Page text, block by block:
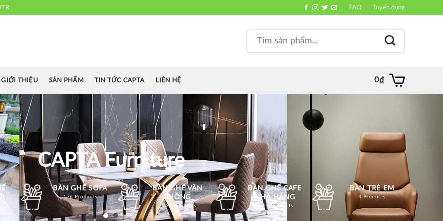
FAQ Tuyển dụng
for:
GIỚI THIỆU SẢN PHẨM TIN TỨC CAPTA LIÊN HỆ 0₫
CAPTA Furniture
BÀN GHẾ SOFA
176 Products
BÀN GHẾ VĂN
PHÒNG
1123 Products
BÀN GHẾ CAFE
NHÀ HÀNG
1214 Products
BÀN TRẺ EM
4 Products